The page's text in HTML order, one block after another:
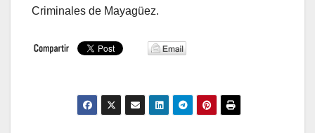
Criminales de Mayagüez.